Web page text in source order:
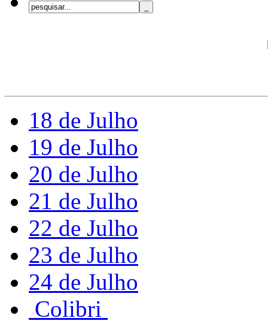
18 de Julho
19 de Julho
20 de Julho
21 de Julho
22 de Julho
23 de Julho
24 de Julho
Colibri